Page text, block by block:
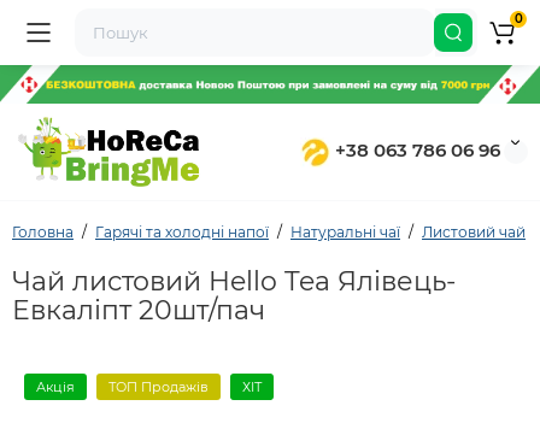
+38 063 786 06 96
0
Головна Гарячі та холодні напої Натуральні чаї Листовий чай
Чай листовий Hello Tea Ялівець-
Евкаліпт 20шт/пач
Акція ТОП Продажів ХІТ